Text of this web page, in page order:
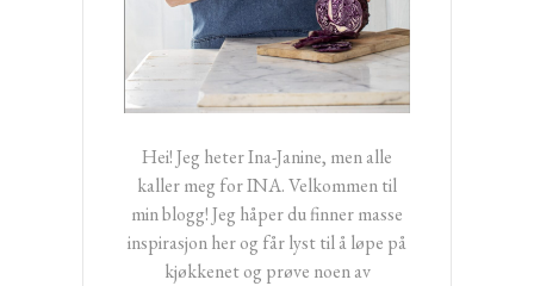
Hei! Jeg heter Ina-Janine, men alle
kaller meg for INA. Velkommen til
min blogg! Jeg håper du finner masse
inspirasjon her og får lyst til å løpe på
kjøkkenet og prøve noen av